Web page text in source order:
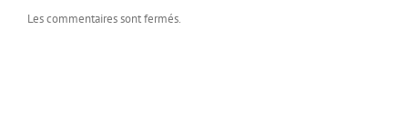
Les commentaires sont fermés.